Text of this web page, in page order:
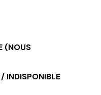
(NOUS
INDISPONIBLE